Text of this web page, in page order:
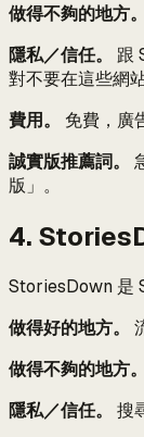
做得不夠的地方。
隱私／信任。
跟
對不要在這些網
費用。
免費，廣
誠實版推薦詞。
版」。
4.
StoriesDown 是
做得好的地方。
做得不夠的地方。
隱私／信任。
搜